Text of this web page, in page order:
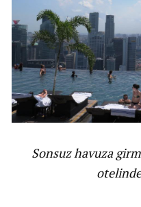
Sonsuz havuza
otelinde